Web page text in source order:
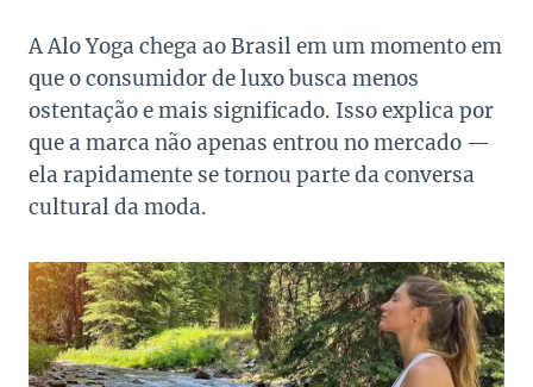
A Alo Yoga chega ao Brasil em um momento em
que o consumidor de luxo busca menos
ostentação e mais significado. Isso explica por
que a marca não apenas entrou no mercado —
ela rapidamente se tornou parte da conversa
cultural da moda.